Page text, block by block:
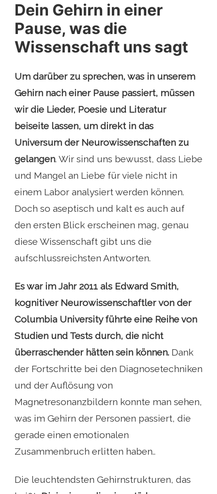
Dein Gehirn in einer
Pause, was die
Wissenschaft uns sagt
Um darüber zu sprechen, was in unserem
Gehirn nach einer Pause passiert, müssen
wir die Lieder, Poesie und Literatur
beiseite lassen, um direkt in das
Universum der Neurowissenschaften zu
gelangen. Wir sind uns bewusst, dass Liebe
und Mangel an Liebe für viele nicht in
einem Labor analysiert werden können.
Doch so aseptisch und kalt es auch auf
den ersten Blick erscheinen mag, genau
diese Wissenschaft gibt uns die
aufschlussreichsten Antworten.
Es war im Jahr 2011 als Edward Smith,
kognitiver Neurowissenschaftlervon der
Columbia University führte eine Reihe von
Studien und Tests durch, die nicht
überraschender hätten sein können. Dank
der Fortschritte bei den Diagnosetechniken
und der Auflösung von
Magnetresonanzbildern konnte man sehen,
was im Gehirn der Personen passiert, die
gerade einen emotionalen
Zusammenbruch erlitten haben..
Die leuchtendsten Gehirnstrukturen, das